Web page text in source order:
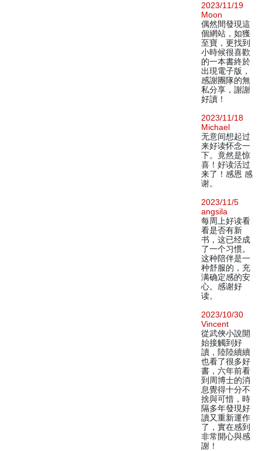
2023/11/19
Moon
偶然間發現這
個網站，如獲
至寶，更找到
小時候很喜歡
的一本書終於
出現電子版，
感謝團隊的無
私分享，謝謝
好讀！
2023/11/18
Michael
无意间想起过
来好读怀念一
下。竟然是惊
喜！好读活过
来了！感恩 感
谢。
2023/11/5
angsila
每周上好读看
看是否有新
书，这已经成
了一个习惯。
这种陪伴是一
种舒服的，充
满确定感的安
心。感谢好
读。
2023/10/30
Vincent
從武俠小說開
始接觸到好
讀，陸陸續續
也看了很多好
書，六年前看
到周博士的消
息覺得十分不
捨與可惜，時
隔多年發現好
讀又重新運作
了，實在感到
非常開心與感
謝！